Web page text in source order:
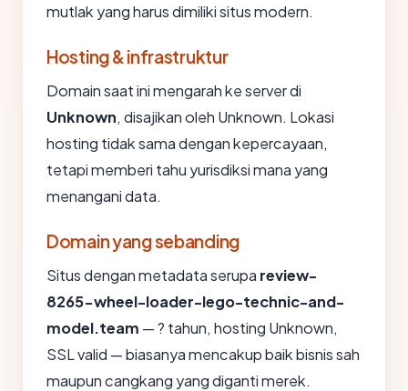
mutlak yang harus dimiliki situs modern.
Hosting & infrastruktur
Domain saat ini mengarah ke server di
Unknown, disajikan oleh Unknown. Lokasi
hosting tidak sama dengan kepercayaan,
tetapi memberi tahu yurisdiksi mana yang
menangani data.
Domain yang sebanding
Situs dengan metadata serupa review-
8265-wheel-loader-lego-technic-and-
model.team — ? tahun, hosting Unknown,
SSL valid — biasanya mencakup baik bisnis sah
maupun cangkang yang diganti merek.